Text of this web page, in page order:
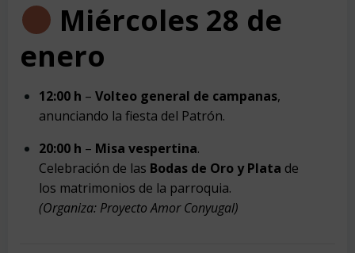
Miércoles 28 de
enero
12:00 h – Volteo general de campanas,
anunciando la fiesta del Patrón.
20:00 h – Misa vespertina.
Celebración de las Bodas de Oro y Plata de
los matrimonios de la parroquia.
(Organiza: Proyecto Amor Conyugal)